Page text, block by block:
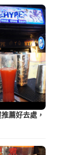
薦好去處，